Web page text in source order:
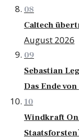
08
Caltech
August 2026
09
Sebastian
Das Ende
10
Windkraft
Staatsforsten